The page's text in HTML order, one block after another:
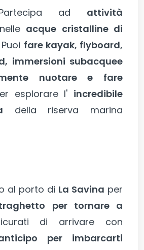
ad attività
nelle acque cristalline di
Puoi fare kayak, flyboard,
immersioni subacquee
nuotare e fare
esplorare l' incredibile
della riserva marina
al porto di La Savina per
per tornare a
di arrivare con
per imbarcarti